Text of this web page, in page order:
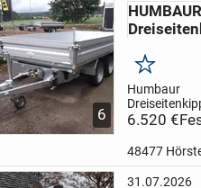
6
HUMBAUR
Merken
Humbaur
Tandem
2130kg
6.520 €
48477
31.07.2026